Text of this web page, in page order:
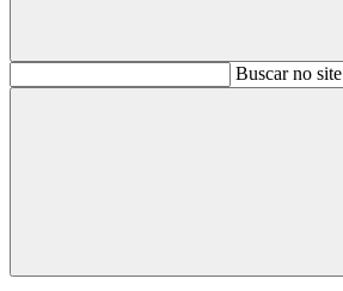
BuscarBuscar no site
Buscar